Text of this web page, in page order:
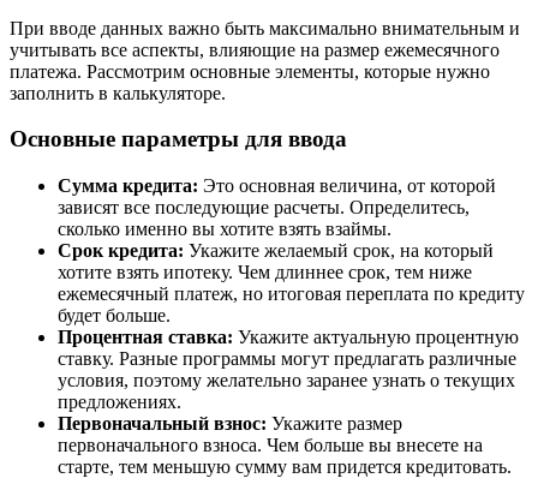
При вводе данных важно быть максимально внимательным и
учитывать все аспекты, влияющие на размер ежемесячного
платежа. Рассмотрим основные элементы, которые нужно
заполнить в калькуляторе.
Основные параметры для ввода
Сумма кредита: Это основная величина, от которой
зависят все последующие расчеты. Определитесь,
сколько именно вы хотите взять взаймы.
Срок кредита: Укажите желаемый срок, на который
хотите взять ипотеку. Чем длиннее срок, тем ниже
ежемесячный платеж, но итоговая переплата по кредиту
будет больше.
Процентная ставка: Укажите актуальную процентную
ставку. Разные программы могут предлагать различные
условия, поэтому желательно заранее узнать о текущих
предложениях.
Первоначальный взнос: Укажите размер
первоначального взноса. Чем больше вы внесете на
старте, тем меньшую сумму вам придется кредитовать.